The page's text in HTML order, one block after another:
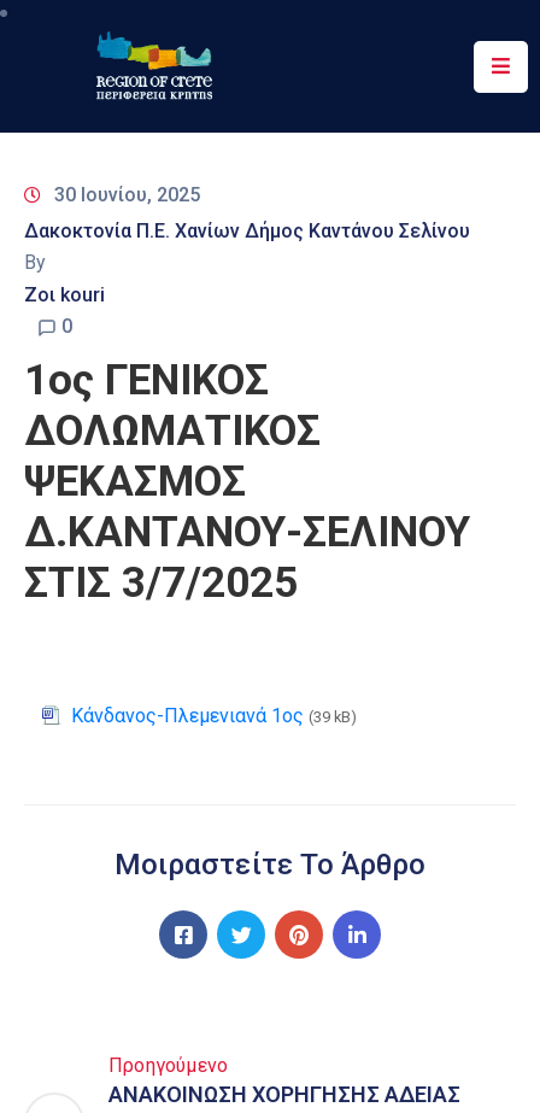
Περιφέρεια
&
Δράσεις
Ψηφιακές
Επικοινωνία
30 Ιουνίου, 2025
Δακοκτονία Π.Ε. Χανίων Δήμος Καντάνου Σελίνου
By
Ζοι kouri
0
1ος ΓΕΝΙΚΟΣ
ΔΟΛΩΜΑΤΙΚΟΣ
ΨΕΚΑΣΜΟΣ
Δ.ΚΑΝΤΑΝΟΥ-ΣΕΛΙΝΟΥ
ΣΤΙΣ 3/7/2025
Κάνδανος-Πλεμενιανά 1ος (39 kB)
Μοιραστείτε Το Άρθρο
Προηγούμενο
ΑΝΑΚΟΙΝΩΣΗ ΧΟΡΗΓΗΣΗΣ ΑΔΕΙΑΣ